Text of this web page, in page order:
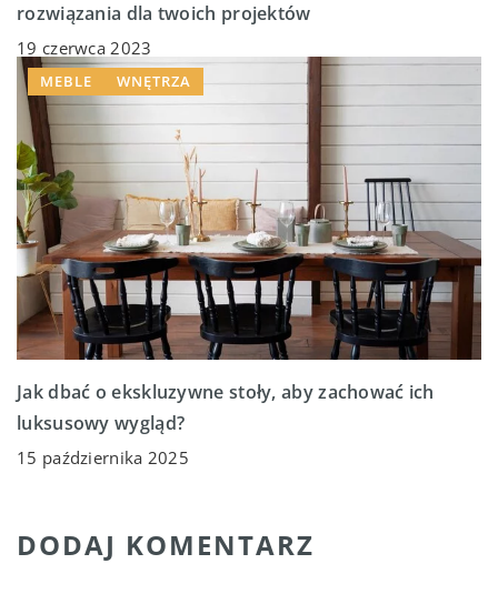
rozwiązania dla twoich projektów
19 czerwca 2023
MEBLE WNĘTRZA
Jak dbać o ekskluzywne stoły, aby zachować ich
luksusowy wygląd?
15 października 2025
DODAJ KOMENTARZ